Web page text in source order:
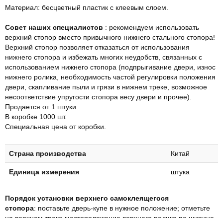
Материал: бесцветный пластик с клеевым слоем.
Совет наших специалистов : рекомендуем использовать
верхний стопор вместо привычного нижнего стального стопора!
Верхний стопор позволяет отказаться от использования
нижнего стопора и избежать многих неудобств, связанных с
использованием нижнего стопора (подпрыгивание двери, износ
нижнего ролика, необходимость частой регулировки положения
двери, скапливание пыли и грязи в нижнем треке, возможное
несоответствие упругости стопора весу двери и прочее).
Продается от 1 штуки.
В коробке 1000 шт.
Специальная цена от коробки.
Страна производства Китай
Единица измерения штука
Порядок установки верхнего самоклеящегося
стопора: поставьте дверь-купе в нужное положение; отметьте